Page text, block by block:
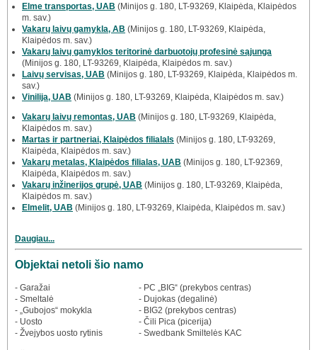
Elme transportas, UAB (Minijos g. 180, LT-93269, Klaipėda, Klaipėdos
m. sav.)
Vakarų laivų gamykla, AB (Minijos g. 180, LT-93269, Klaipėda,
Klaipėdos m. sav.)
Vakarų laivų gamyklos teritorinė darbuotojų profesinė sąjunga
(Minijos g. 180, LT-93269, Klaipėda, Klaipėdos m. sav.)
Laivų servisas, UAB (Minijos g. 180, LT-93269, Klaipėda, Klaipėdos m.
sav.)
Vinilija, UAB (Minijos g. 180, LT-93269, Klaipėda, Klaipėdos m. sav.)
Vakarų laivų remontas, UAB (Minijos g. 180, LT-93269, Klaipėda,
Klaipėdos m. sav.)
Martas ir partneriai, Klaipėdos filialals (Minijos g. 180, LT-93269,
Klaipėda, Klaipėdos m. sav.)
Vakarų metalas, Klaipėdos filialas, UAB (Minijos g. 180, LT-92369,
Klaipėda, Klaipėdos m. sav.)
Vakarų inžinerijos grupė, UAB (Minijos g. 180, LT-93269, Klaipėda,
Klaipėdos m. sav.)
Elmelit, UAB (Minijos g. 180, LT-93269, Klaipėda, Klaipėdos m. sav.)
Daugiau...
Objektai netoli šio namo
- Garažai
- Smeltalė
- „Gubojos“ mokykla
- Uosto
- Žvejybos uosto rytinis
- PC „BIG“ (prekybos centras)
- Dujokas (degalinė)
- BIG2 (prekybos centras)
- Čili Pica (picerija)
- Swedbank Smiltelės KAC